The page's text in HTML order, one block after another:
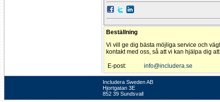
Beställning
Vi vill ge dig bästa möjliga service och
kontakt med oss, så att vi kan hjälpa dig
E-post: info@includera.se
Includera Sweden AB
Hjortgatan 3E
852 39 Sundsvall